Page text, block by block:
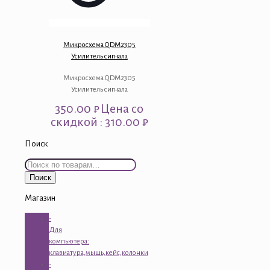
Микросхема QDM2305
Усилитель сигнала
Микросхема QDM2305
Усилитель сигнала
350.00₽Цена со
скидкой : 310.00 ₽
Поиск
Искать:
Поиск
Магазин
-
Для
компьютера:
клавиатура,мышь,кейс,колонки
-